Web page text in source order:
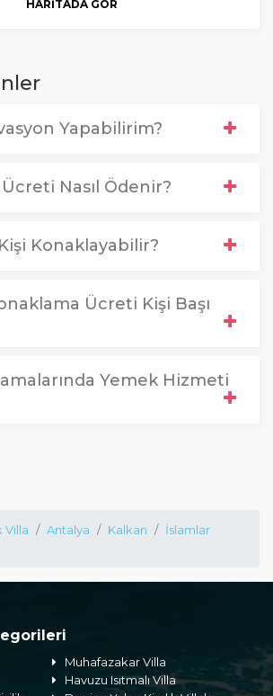
HARITADA GÖR
Yapabilirim?
Nasıl Ödenir?
Konaklayabilir?
Ücreti Kişi Başı
Yemek Hizmeti
Villa Antalya Kalkan
İslamlar
Muhafazakar Villa
Havuzu Isıtmalı Villa